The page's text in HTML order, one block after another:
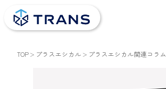
TOP プラスエシカル プラスエシカル関連コラム